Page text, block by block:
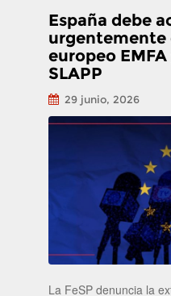
España debe
urgentemente
europeo
SLAPP
29 junio, 2026
La FeSP denuncia la